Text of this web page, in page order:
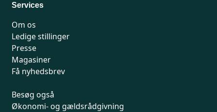
Services
Om os
Ledige stillinger
Presse
Magasiner
Få nyhedsbrev
Besøg også
Økonomi- og gældsrådgivning